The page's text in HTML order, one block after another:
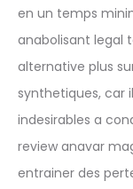
en un temps
anabolisant legal
alternative plus
synthetiques, car
indesirables a
review anavar
entrainer des